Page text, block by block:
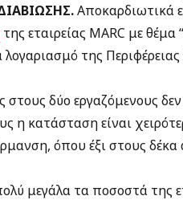
Αποκαρδιωτικά
της εταιρείας MARC με
της
δύο εργαζόμενους
η κατάσταση είναι
όπου έξι στους
μεγάλα τα ποσοστά της